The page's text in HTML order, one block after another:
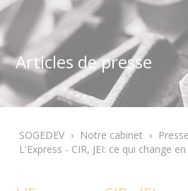
Articles de presse
SOGEDEV › Notre cabinet › Presse
L'Express - CIR, JEI: ce qui change